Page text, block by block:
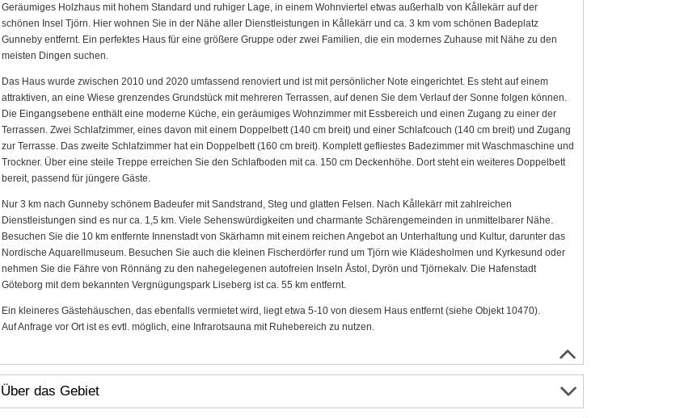
Geräumiges Holzhaus mit hohem Standard und ruhiger Lage, in einem Wohnviertel etwas außerhalb von Kållekärr auf der
schönen Insel Tjörn. Hier wohnen Sie in der Nähe aller Dienstleistungen in Kållekärr und ca. 3 km vom schönen Badeplatz
Gunneby entfernt. Ein perfektes Haus für eine größere Gruppe oder zwei Familien, die ein modernes Zuhause mit Nähe zu den
meisten Dingen suchen.
Das Haus wurde zwischen 2010 und 2020 umfassend renoviert und ist mit persönlicher Note eingerichtet. Es steht auf einem
attraktiven, an eine Wiese grenzendes Grundstück mit mehreren Terrassen, auf denen Sie dem Verlauf der Sonne folgen können.
Die Eingangsebene enthält eine moderne Küche, ein geräumiges Wohnzimmer mit Essbereich und einen Zugang zu einer der
Terrassen. Zwei Schlafzimmer, eines davon mit einem Doppelbett (140 cm breit) und einer Schlafcouch (140 cm breit) und Zugang
zur Terrasse. Das zweite Schlafzimmer hat ein Doppelbett (160 cm breit). Komplett gefliestes Badezimmer mit Waschmaschine und
Trockner. Über eine steile Treppe erreichen Sie den Schlafboden mit ca. 150 cm Deckenhöhe. Dort steht ein weiteres Doppelbett
bereit, passend für jüngere Gäste.
Nur 3 km nach Gunneby schönem Badeufer mit Sandstrand, Steg und glatten Felsen. Nach Kållekärr mit zahlreichen
Dienstleistungen sind es nur ca. 1,5 km. Viele Sehenswürdigkeiten und charmante Schärengemeinden in unmittelbarer Nähe.
Besuchen Sie die 10 km entfernte Innenstadt von Skärhamn mit einem reichen Angebot an Unterhaltung und Kultur, darunter das
Nordische Aquarellmuseum. Besuchen Sie auch die kleinen Fischerdörfer rund um Tjörn wie Klädesholmen und Kyrkesund oder
nehmen Sie die Fähre von Rönnäng zu den nahegelegenen autofreien Inseln Åstol, Dyrön und Tjörnekalv. Die Hafenstadt
Göteborg mit dem bekannten Vergnügungspark Liseberg ist ca. 55 km entfernt.
Ein kleineres Gästehäuschen, das ebenfalls vermietet wird, liegt etwa 5-10 von diesem Haus entfernt (siehe Objekt 10470).
Auf Anfrage vor Ort ist es evtl. möglich, eine Infrarotsauna mit Ruhebereich zu nutzen.
Über das Gebiet